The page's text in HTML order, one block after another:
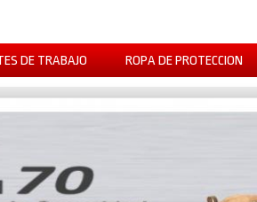
DE TRABAJO ROPA DE PROTECCION